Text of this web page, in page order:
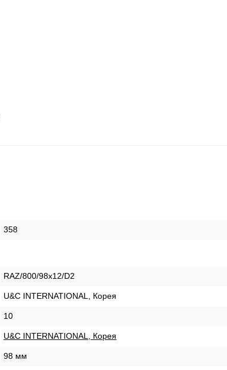
358
RAZ/800/98x12/D2
U&C INTERNATIONAL, Корея
10
U&C INTERNATIONAL, Корея
98 мм